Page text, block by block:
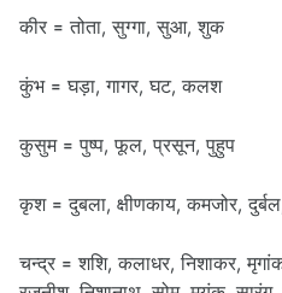
कीर = तोता, सुग्गा, सुआ, शुक
कुंभ = घड़ा, गागर, घट, कलश
कुसुम = पुष्प, फूल, प्रसून, पुहुप
कृश = दुबला, क्षीणकाय, कमजोर,
चन्द्र = शशि, कलाधर, निशाकर,